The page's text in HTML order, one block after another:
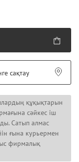
сақтау
құқықтарын
сәйкес іш
Сатып алмас
ғына курьермен
фирмалық